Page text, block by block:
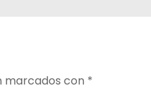
marcados con *